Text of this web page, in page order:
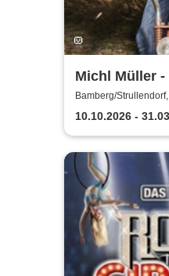
Michl Müller
Bamberg/
10.10.2026 -